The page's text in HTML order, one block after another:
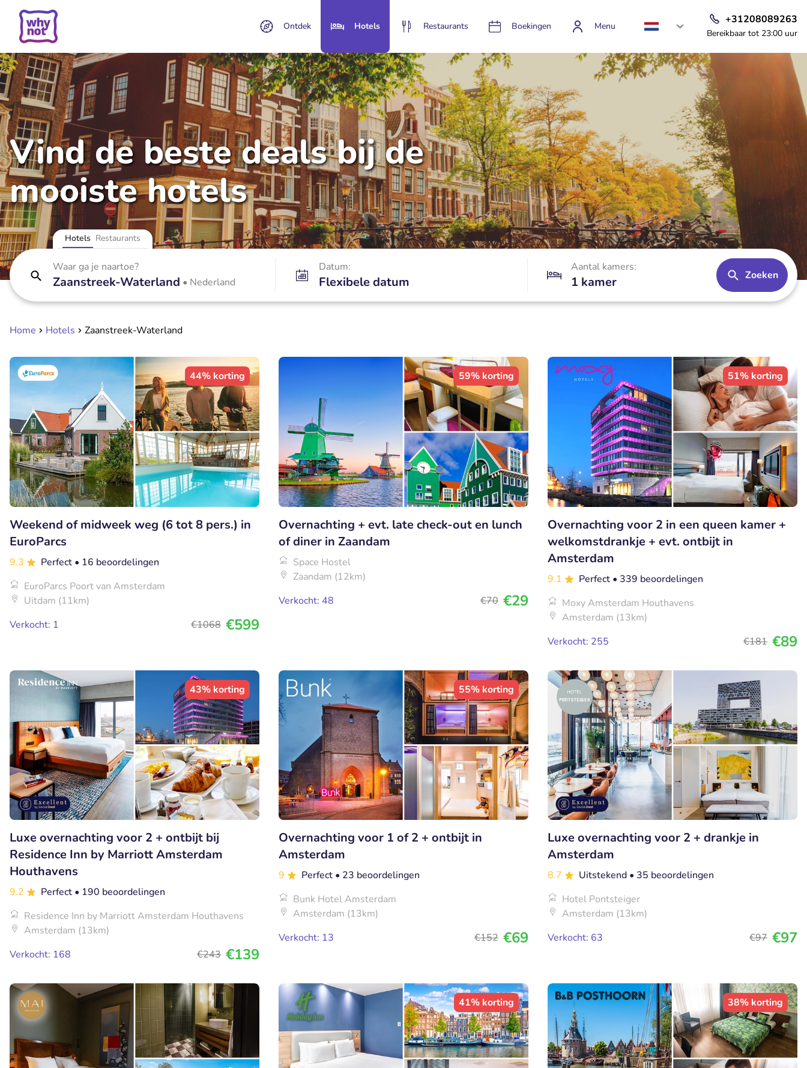
Ontdek Hotels Restaurants Boekingen Menu
+31208089263
Bereikbaar tot 23:00 uur
Vind de beste deals bij de
mooiste hotels
Hotels Restaurants
Waar ga je naartoe?
Zaanstreek-Waterland • Nederland
Datum:
Flexibele datum
Aantal kamers:
1 kamer Zoeken
Home Hotels Zaanstreek-Waterland
44% korting
Weekend of midweek weg (6 tot 8 pers.) in
EuroParcs
9.3 Perfect • 16 beoordelingen
EuroParcs Poort van Amsterdam
Uitdam (11km)
Verkocht: 1
€1068 €599
59% korting
Overnachting + evt. late check-out en lunch
of diner in Zaandam
Space Hostel
Zaandam (12km)
Verkocht: 48
€70 €29
51% korting
Overnachting voor 2 in een queen kamer +
welkomstdrankje + evt. ontbijt in
Amsterdam
9.1 Perfect • 339 beoordelingen
Moxy Amsterdam Houthavens
Amsterdam (13km)
Verkocht: 255
€181 €89
43% korting
Luxe overnachting voor 2 + ontbijt bij
Residence Inn by Marriott Amsterdam
Houthavens
9.2 Perfect • 190 beoordelingen
Residence Inn by Marriott Amsterdam Houthavens
Amsterdam (13km)
Verkocht: 168
€243 €139
55% korting
Overnachting voor 1 of 2 + ontbijt in
Amsterdam
9 Perfect • 23 beoordelingen
Bunk Hotel Amsterdam
Amsterdam (13km)
Verkocht: 13
€152 €69
Luxe overnachting voor 2 + drankje in
Amsterdam
8.7 Uitstekend • 35 beoordelingen
Hotel Pontsteiger
Amsterdam (13km)
Verkocht: 63
€97 €97
41% korting 38% korting